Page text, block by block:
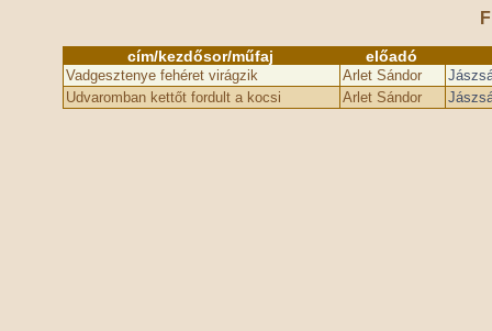
cím/kezdősor/műfaj előadó
Vadgesztenye fehéret virágzik Arlet Sándor
Udvaromban kettőt fordult a kocsi
Arlet Sándor